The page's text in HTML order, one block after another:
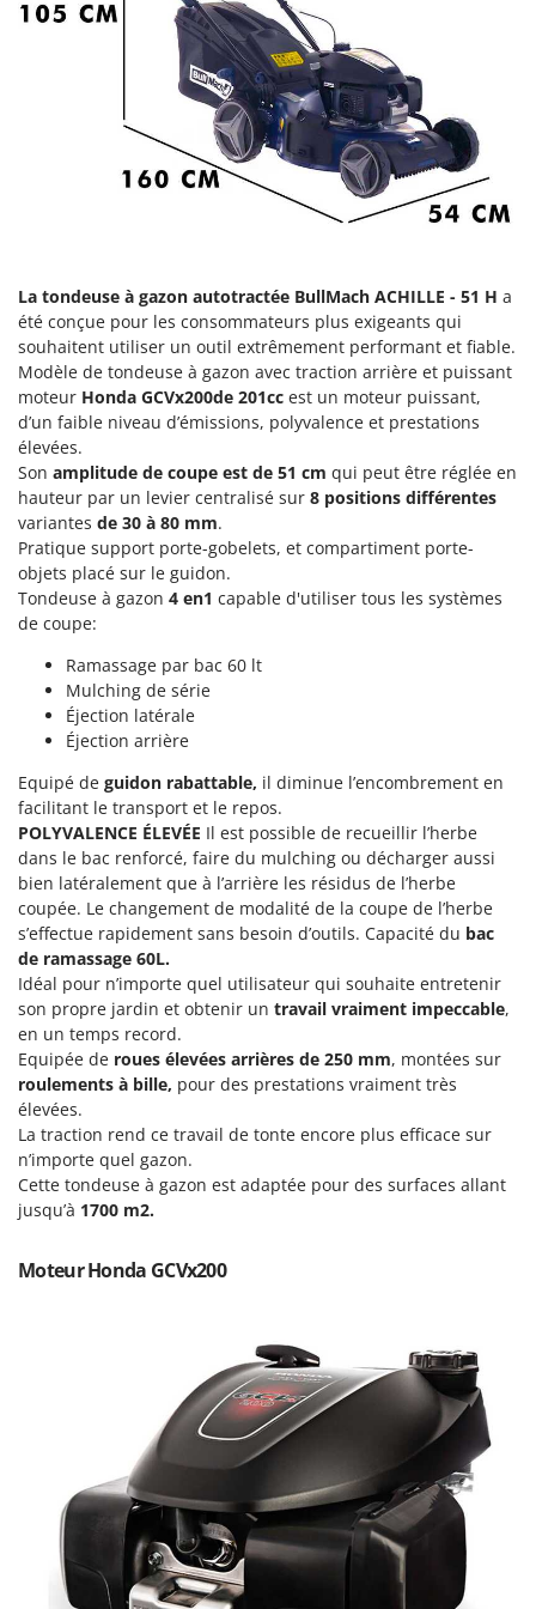
Groupes électrogènes
Gyrobroyeurs à lame pour tracteur
Haches - Cognées et Hachettes
Hachoirs à viande
Herses à Dents
L
Lames à neige
Lames niveleuses pour tracteur
Lave-vitres
Lieuses électriques pour vignes
M
Machines à pâtes
Machines pour la transformation des fruits
Machines sous vide
Motobineuses
Motoculteurs
Motofaucheuses
Motopompes pour irrigation
Moulins à farine
N
Nettoyeurs et Balais à vapeur
Nettoyeurs haute pression
Nettoyeurs tapis, moquettes et tapisseries
P
Peignes vibreurs et Secoueurs à olives
Pelles rétros pour tracteur
Perches Élagueuses
Pétrins à Spirale
Piscines
Planteuses de pommes de terre pour tracteur
Plateaux de coupe pour tracteur
Plumeuses
Pompes immergées électriques
Postes à souder
Poussoirs à saucisse
Presses à pellets
Pressoirs à fruits
Pressoirs à Raisin
Effeuno
Eschenfelder
EuroMech
Eurosystems
F
FAC
Fama Industrie
Famag
Famur
FARMER
FBC
Ferrari Group
Ferroni
Ferrua
FIAC
FIEM
Fimar
FINI
Fiorentini
Fiskars
Flymo
Fontana Forni
Forest Master
Francini
G
G3 Ferrari
Gardena
GeoTech
GRAEF
Gre
GreenBay
Greenworks
La tondeuse à gazon autotractée BullMach ACHILLE - 51 H a
été conçue pour les consommateurs plus exigeants qui
souhaitent utiliser un outil extrêmement performant et fiable.
Modèle de tondeuse à gazon avec traction arrière et puissant
moteur Honda GCVx200de 201cc est un moteur puissant,
d’un faible niveau d’émissions, polyvalence et prestations
élevées.
Son amplitude de coupe est de 51 cm qui peut être réglée en
hauteur par un levier centralisé sur 8 positions différentes
variantes de 30 à 80 mm.
Pratique support porte-gobelets, et compartiment porte-
objets placé sur le guidon.
Tondeuse à gazon 4 en1 capable d'utiliser tous les systèmes
de coupe:
Ramassage par bac 60 lt
Mulching de série
Éjection latérale
Éjection arrière
Equipé de guidon rabattable, il diminue l’encombrement en
facilitant le transport et le repos.
POLYVALENCE ÉLEVÉE Il est possible de recueillir l’herbe
dans le bac renforcé, faire du mulching ou décharger aussi
bien latéralement que à l’arrière les résidus de l’herbe
coupée. Le changement de modalité de la coupe de l’herbe
s’effectue rapidement sans besoin d’outils. Capacité du bac
de ramassage 60L.
Idéal pour n’importe quel utilisateur qui souhaite entretenir
son propre jardin et obtenir un travail vraiment impeccable,
en un temps record.
Equipée de roues élevées arrières de 250 mm, montées sur
roulements à bille, pour des prestations vraiment très
élevées.
La traction rend ce travail de tonte encore plus efficace sur
n’importe quel gazon.
Cette tondeuse à gazon est adaptée pour des surfaces allant
jusqu’à 1700 m2.
Moteur Honda GCVx200